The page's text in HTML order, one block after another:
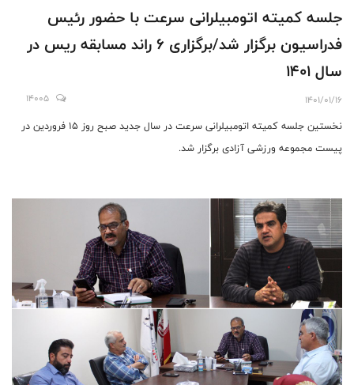
جلسه کمیته اتومبیلرانی سرعت با حضور رئیس
فدراسیون برگزار شد/برگزاری ۶ راند مسابقه ریس در
سال ۱۴۰۱
1401/01/16
14005
نخستین جلسه کمیته اتومبیلرانی سرعت در سال جدید صبح روز ۱۵ فروردین در
پیست مجموعه ورزشی آزادی برگزار شد.